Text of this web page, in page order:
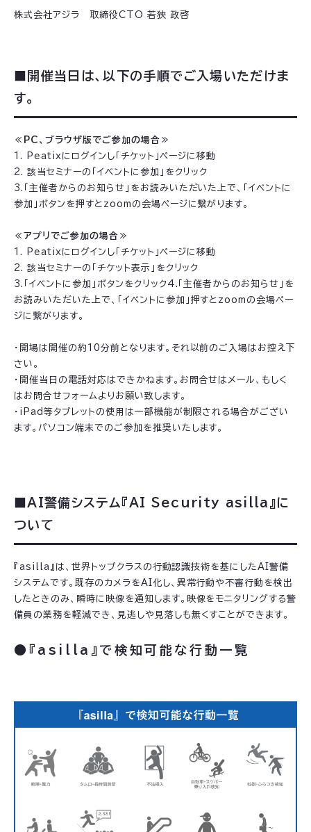
株式会社アジラ 取締役CTO 若狭 政啓
■開催当日は、以下の手順でご入場いただけま
す。
≪PC、ブラウザ版でご参加の場合≫
1. Peatixにログインし「チケット」ページに移動
2. 該当セミナーの「イベントに参加」をクリック
3.「主催者からのお知らせ」をお読みいただいた上で、「イベントに
参加」ボタンを押すとzoomの会場ページに繋がります。
≪アプリでご参加の場合≫
1. Peatixにログインし「チケット」ページに移動
2. 該当セミナーの「チケット表示」をクリック
3.「イベントに参加」ボタンをクリック4.「主催者からのお知らせ」を
お読みいただいた上で、「イベントに参加」押すとzoomの会場ペー
ジに繋がります。
・開場は開催の約10分前となります。それ以前のご入場はお控え下
さい。
・開催当日の電話対応はできかねます。お問合せはメール、もしく
はお問合せフォームよりお願い致します。
・iPad等タブレットの使用は一部機能が制限される場合がござい
ます。パソコン端末でのご参加を推奨いたします。
■AI警備システム『AI Security asilla』に
ついて
『asilla』は、世界トップクラスの行動認識技術を基にしたAI警備
システムです。既存のカメラをAI化し、異常行動や不審行動を検出
したときのみ、瞬時に映像を通知します。映像をモニタリングする警
備員の業務を軽減でき、見逃しや見落しも無くすことができます。
●『asilla』で検知可能な行動一覧